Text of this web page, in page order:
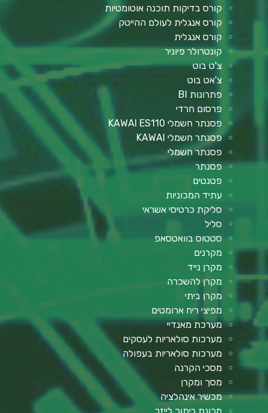
קורס בדיקות תוכנה אוטומטיות
קורס אנגלית לעולם ההייטק
קורס אנגלית
קונטרולר פיוניר
צ'ט בוט
צ'אט בוט
פתרונות BI
פרסום חרדי
פסנתר חשמלי KAWAI ES110
פסנתר חשמלי KAWAI
פסנתר חשמלי
פסנתר
פטנטים
עתיד המכוניות
סליקת כרטיסי אשראי
סליל
סטטוס בוואטסאפ
מקרנים
מקרן נייד
מקרן להשכרה
מקרן ביתי
מפיצי ריח ארומטים
מערכת מאנדיי
מערכות סולאריות לעסקים
מערכות סולאריות בעפולה
מסכי הקרנה
מסך ומקרן
מכשיר אינהלציה